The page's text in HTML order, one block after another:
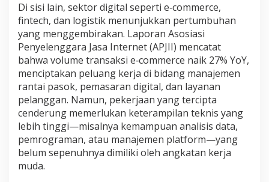
Di sisi lain, sektor digital seperti e‑commerce,
fintech, dan logistik menunjukkan pertumbuhan
yang menggembirakan. Laporan Asosiasi
Penyelenggara Jasa Internet (APJII) mencatat
bahwa volume transaksi e‑commerce naik 27% YoY,
menciptakan peluang kerja di bidang manajemen
rantai pasok, pemasaran digital, dan layanan
pelanggan. Namun, pekerjaan yang tercipta
cenderung memerlukan keterampilan teknis yang
lebih tinggi—misalnya kemampuan analisis data,
pemrograman, atau manajemen platform—yang
belum sepenuhnya dimiliki oleh angkatan kerja
muda.